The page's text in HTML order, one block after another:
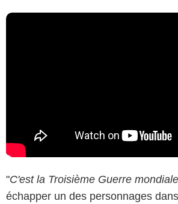
"C'est la Troisième Guerre mondiale
échapper un des personnages